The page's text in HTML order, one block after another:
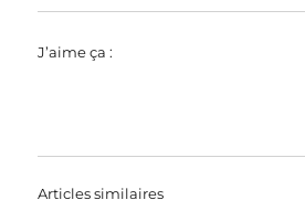
J’aime ça :
Articles similaires